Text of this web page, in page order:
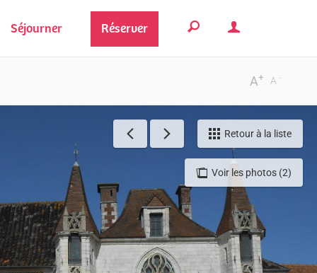
Séjourner Réserver
-
A
+
A
Voir les photos (2)
Retour à la liste